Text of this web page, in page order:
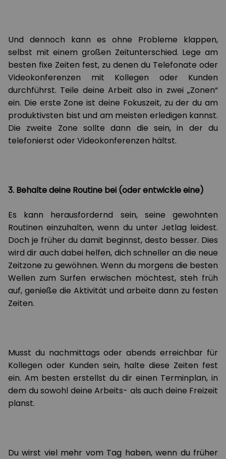
Und dennoch kann es ohne Probleme klappen,
selbst mit einem großen Zeitunterschied. Lege am
besten fixe Zeiten fest, zu denen du Telefonate oder
Videokonferenzen mit Kollegen oder Kunden
durchführst. Teile deine Arbeit also in zwei „Zonen“
ein. Die erste Zone ist deine Fokuszeit, zu der du am
produktivsten bist und am meisten erledigen kannst.
Die zweite Zone sollte dann die sein, in der du
telefonierst oder Videokonferenzen hältst.
3. Behalte deine Routine bei (oder entwickle eine)
Es kann herausfordernd sein, seine gewohnten
Routinen einzuhalten, wenn du unter Jetlag leidest.
Doch je früher du damit beginnst, desto besser. Dies
wird dir auch dabei helfen, dich schneller an die neue
Zeitzone zu gewöhnen. Wenn du morgens die besten
Wellen zum Surfen erwischen möchtest, steh früh
auf, genieße die Aktivität und arbeite dann zu festen
Zeiten.
Musst du nachmittags oder abends erreichbar für
Kollegen oder Kunden sein, halte diese Zeiten fest
ein. Am besten erstellst du dir einen Terminplan, in
dem du sowohl deine Arbeits- als auch deine Freizeit
planst.
Du wirst viel mehr vom Tag haben, wenn du früher